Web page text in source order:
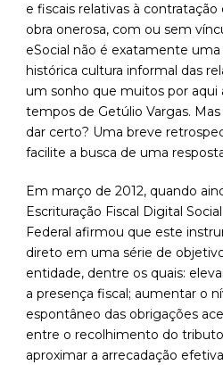
e fiscais relativas à
obra onerosa, com ou sem
eSocial não é exatamente uma
histórica cultura informal das
um sonho que muitos por aqui
tempos de Getúlio Vargas.
dar certo? Uma breve
facilite a busca de uma
Em março de 2012, quando
Escrituração Fiscal Digital
Federal afirmou que este
direto em uma série de
entidade, dentre os quais:
a presença fiscal; aumentar o
espontâneo das obrigações
entre o recolhimento do
aproximar a arrecadação